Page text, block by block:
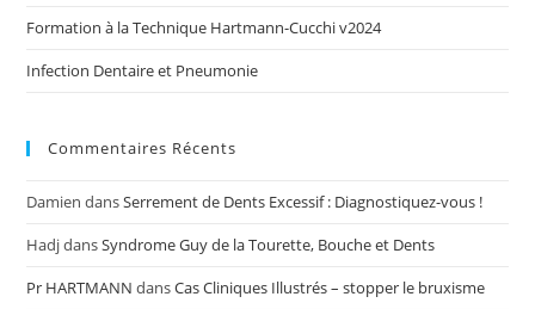
Formation à la Technique Hartmann-Cucchi v2024
Infection Dentaire et Pneumonie
Commentaires Récents
Damien dansSerrement de Dents Excessif : Diagnostiquez-vous !
HadjdansSyndrome Guy de la Tourette, Bouche et Dents
Pr HARTMANN dansCas Cliniques Illustrés – stopper le bruxisme